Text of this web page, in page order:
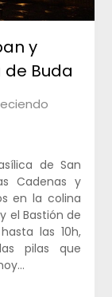
y
Buda
de San
Cadenas y
en la colina
el Bastión de
las 10h,
pilas que